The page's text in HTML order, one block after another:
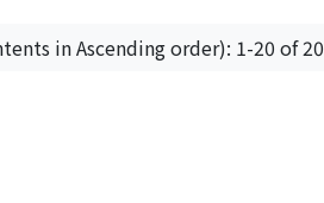
in Ascending order): 1-20 of 20